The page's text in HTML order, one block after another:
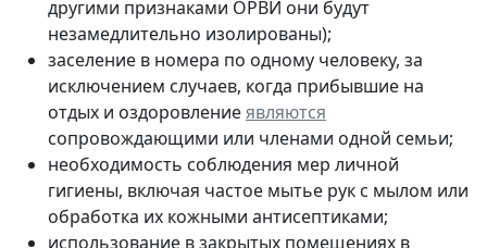
другими признаками ОРВИ они будут
незамедлительно изолированы);
заселение в номера по одному человеку, за
исключением случаев, когда прибывшие на
отдых и оздоровлениеявляются
сопровождающими или членами одной семьи;
необходимость соблюдения мер личной
гигиены, включая частое мытье рук с мылом или
обработка их кожными антисептиками;
использование в закрытых помещениях в